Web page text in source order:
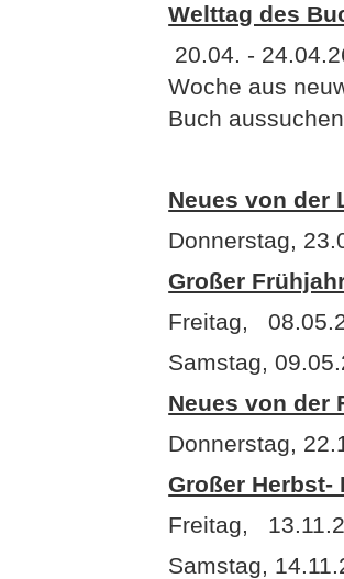
Welttag des
20.04. -
Woche
Buch
Neues von der
Donnerstag,
Großer
Freitag,
Samstag,
Neues von der
Donnerstag,
Großer Herbst-
Freitag,
Samstag,